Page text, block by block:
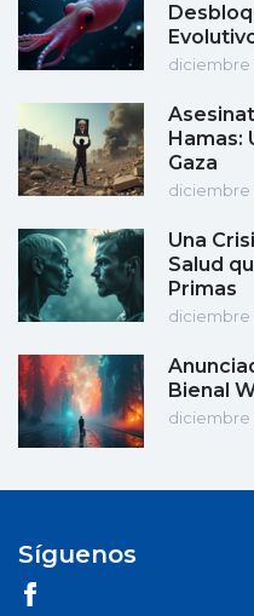
diciembre
Hamas:
Gaza
diciembre
Una
Salud
Primas
diciembre
Bienal
diciembre
Síguenos